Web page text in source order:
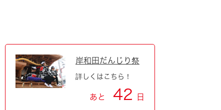
岸和田だんじり祭
詳しくはこちら！
あと 42 日